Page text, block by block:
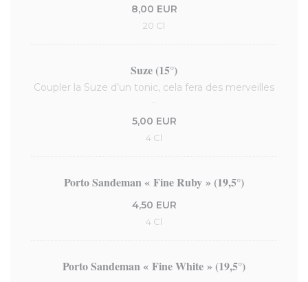
8,00 EUR
20 Cl
Suze (15°)
Coupler la Suze d’un tonic, cela fera des merveilles
..
5,00 EUR
4 Cl
Porto Sandeman « Fine Ruby » (19,5°)
4,50 EUR
4 Cl
Porto Sandeman « Fine White » (19,5°)